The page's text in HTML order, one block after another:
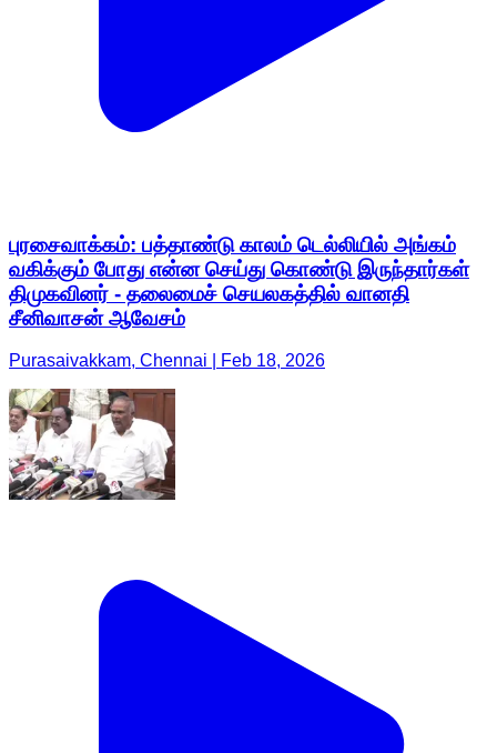
புரசைவாக்கம்: பத்தாண்டு காலம் டெல்லியில் அங்கம்
வகிக்கும் போது என்ன செய்து கொண்டு இருந்தார்கள்
திமுகவினர் - தலைமைச் செயலகத்தில் வானதி
சீனிவாசன் ஆவேசம்
Purasaivakkam, Chennai | Feb 18, 2026